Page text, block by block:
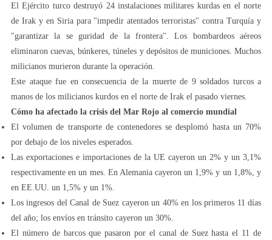
El Ejército turco destruyó 24 instalaciones militares kurdas en el norte
de Irak y en Siria para "impedir atentados terroristas" contra Turquía y
"garantizar la se guridad de la frontera". Los bombardeos aéreos
eliminaron cuevas, búnkeres, túneles y depósitos de municiones. Muchos
milicianos murieron durante la operación.
Este ataque fue en consecuencia de la muerte de 9 soldados turcos a
manos de los milicianos kurdos en el norte de Irak el pasado viernes.
Cómo ha afectado la crisis del Mar Rojo al comercio mundial
El volumen de transporte de contenedores se desplomó hasta un 70%
por debajo de los niveles esperados.
Las exportaciones e importaciones de la UE cayeron un 2% y un 3,1%
respectivamente en un mes. En Alemania cayeron un 1,9% y un 1,8%, y
en EE.UU. un 1,5% y un 1%.
Los ingresos del Canal de Suez cayeron un 40% en los primeros 11 días
del año; los envíos en tránsito cayeron un 30%.
El número de barcos que pasaron por el canal de Suez hasta el 11 de